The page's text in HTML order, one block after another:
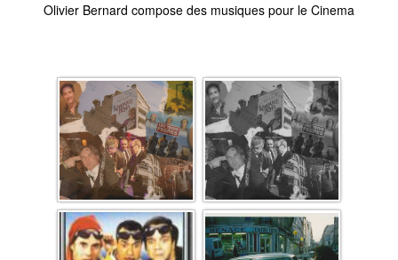
Olivier Bernard compose des musiques pour le Cinema